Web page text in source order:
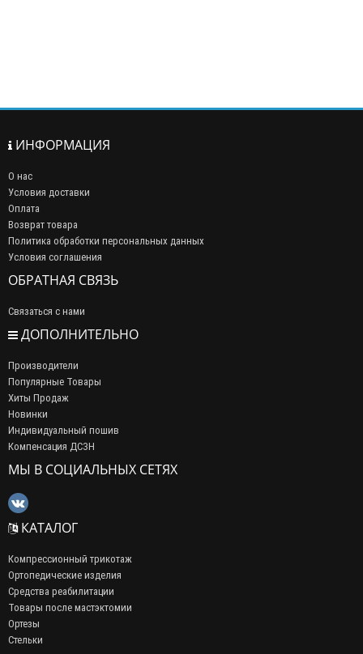
ИНФОРМАЦИЯ
О нас
Условия доставки
Оплата
Возврат товара
Политика обработки персональных данных
Условия соглашения
ОБРАТНАЯ СВЯЗЬ
Связаться с нами
ДОПОЛНИТЕЛЬНО
Производители
Популярные Товары
Хиты Продаж
Новинки
Индивидуальный пошив
Компенсация ДСЗН
МЫ В СОЦИАЛЬНЫХ СЕТЯХ
КАТАЛОГ
Компрессионный трикотаж
Ортопедические изделия
Средства реабилитации
Товары после мастэктомии
Ортезы
Стельки